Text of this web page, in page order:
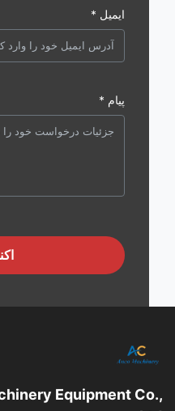
ایمیل *
اکنون
Equipment